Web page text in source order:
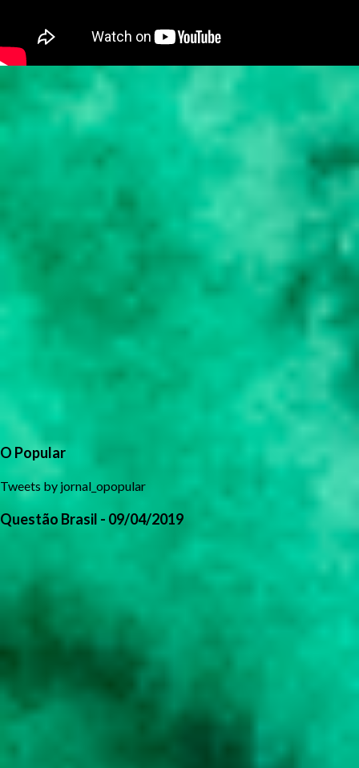
O Popular
Tweets by jornal_opopular
Questão Brasil - 09/04/2019